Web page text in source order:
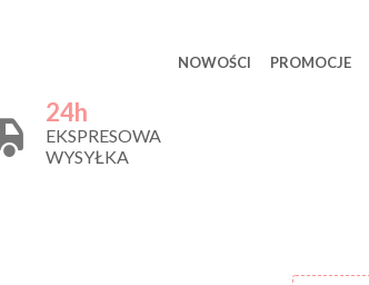
NOWOŚCI PROMOCJE
24h
EKSPRESOWA
WYSYŁKA